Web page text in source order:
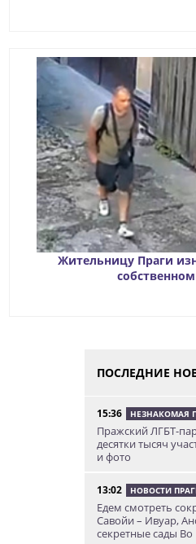
Жительницу Праги
ПОСЛЕДНИЕ
15:36 НЕЗНАКОМАЯ
Пражский ЛГБТ-
десятки тысяч
и фото
13:02 НОВОСТИ
Едем смотреть
Савойи – Ивуар,
секретные сады Во